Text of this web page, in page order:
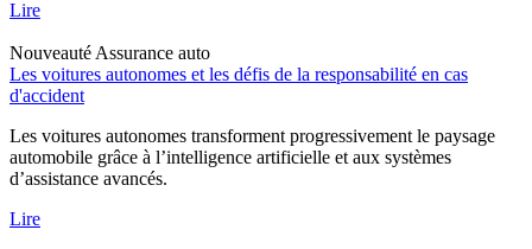
Lire
Nouveauté Assurance auto
Les voitures autonomes et les défis de la responsabilité en cas
d'accident
Les voitures autonomes transforment progressivement le paysage
automobile grâce à l’intelligence artificielle et aux systèmes
d’assistance avancés.
Lire